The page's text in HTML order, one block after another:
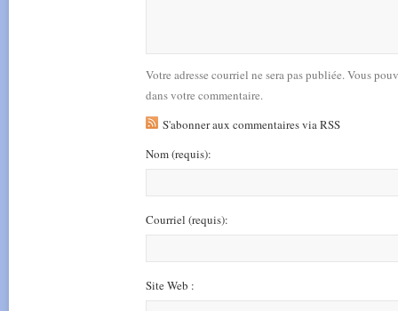
Votre adresse courriel ne sera pas publiée. Vous
dans votre commentaire.
S'abonner aux commentaires via RSS
Nom(requis):
Courriel (requis):
Site Web :